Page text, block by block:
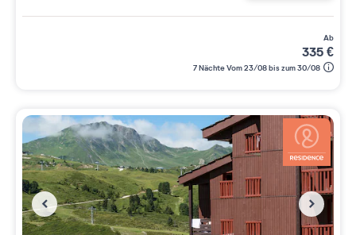
ab
335€
7 Nächte Vom 23/08 bis zum 30/08